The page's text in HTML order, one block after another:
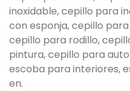
inoxidable, cepillo para
con esponja, cepillo
cepillo para rodillo,
pintura, cepillo para
escoba para interiores,
en.